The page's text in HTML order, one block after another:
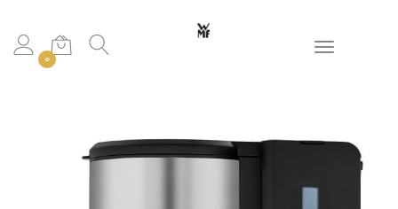
Toggle navigation
0